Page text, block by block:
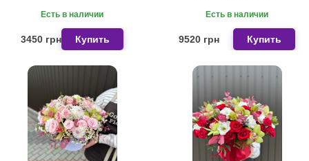
Есть в наличии
3450 грн Купить
Есть в наличии
9520 грн Купить